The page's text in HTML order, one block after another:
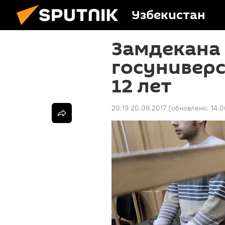
Узбекистан
12 лет
20:19 20.09.2017 (обновлено: